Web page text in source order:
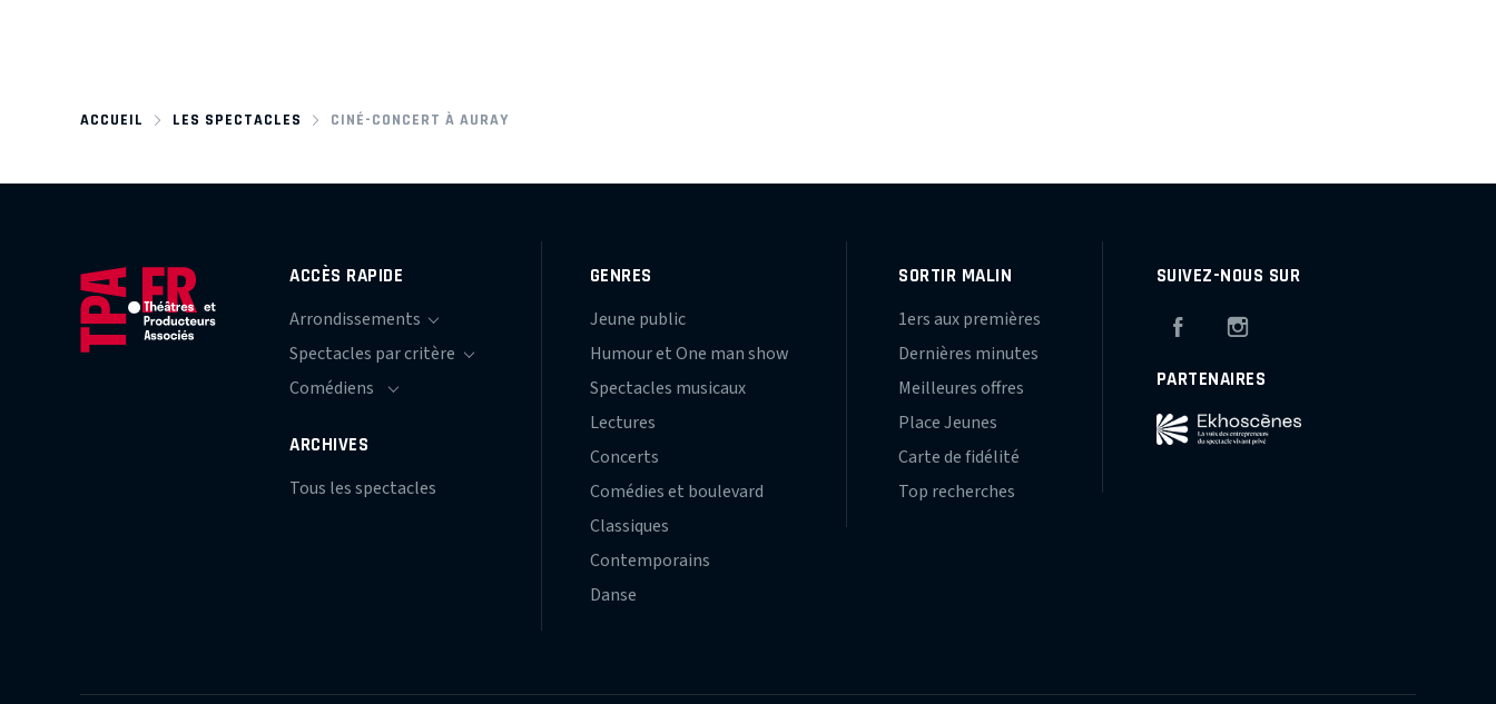
ACCUEIL LES SPECTACLES CINÉ-CONCERT À AURAY
ACCÈS RAPIDE
ARCHIVES
Tous les spectacles
GENRES
Jeune public
Humour et One man show
Spectacles musicaux
Lectures
Concerts
Comédies et boulevard
Classiques
Contemporains
Danse
SORTIR MALIN
1ers aux premières
Dernières minutes
Meilleures offres
Place Jeunes
Carte de fidélité
Top recherches
SUIVEZ-NOUS SUR
Facebook
PARTENAIRES